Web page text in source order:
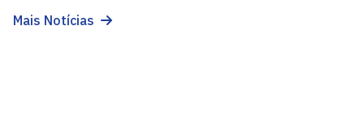
Mais Notícias